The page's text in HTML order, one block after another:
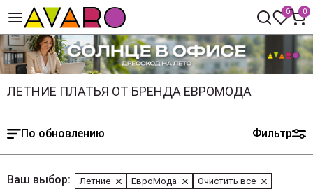
0 0
ЛЕТНИЕ ПЛАТЬЯ ОТ БРЕНДА ЕВРОМОДА
По обновлению Фильтр
Ваш выбор: Летние ЕвроМода Очистить все